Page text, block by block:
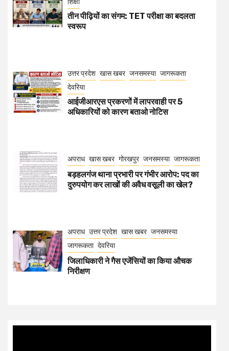
तीन पीढ़ियों का संगम: TET परीक्षा का बदलता
स्वरूप
उत्तर प्रदेश खास खबर जनसमस्या जागरूकता
देवरिया
आईजीआरएस प्रकरणों में लापरवाही पर 5
अधिकारियों को कारण बताओ नोटिस
अपराध खास खबर गोरखपुर जनसमस्या जागरूकता
बड़हलगंज थाना प्रभारी पर गंभीर आरोप: पद का
दुरुपयोग कर लाखों की अवैध वसूली का खेल?
अपराध उत्तर प्रदेश खास खबर जनसमस्या
जागरूकता देवरिया
जिलाधिकारी ने गैस एजेंसियों का किया औचक
निरीक्षण